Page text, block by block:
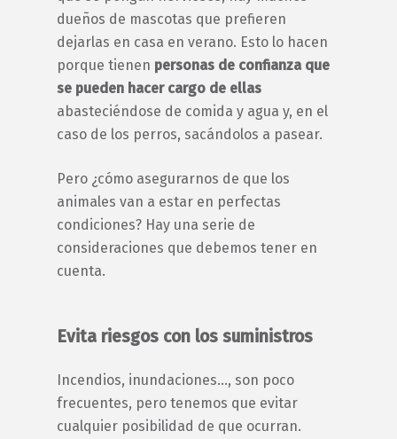
dueños de mascotas que prefieren
dejarlas en casa en verano. Esto lo hacen
porque tienen personas de confianza que
se pueden hacer cargo de ellas
abasteciéndose de comida y agua y, en el
caso de los perros, sacándolos a pasear.
Pero ¿cómo asegurarnos de que los
animales van a estar en perfectas
condiciones? Hay una serie de
consideraciones que debemos tener en
cuenta.
Evita riesgos con los suministros
Incendios, inundaciones…, son poco
frecuentes, pero tenemos que evitar
cualquier posibilidad de que ocurran.